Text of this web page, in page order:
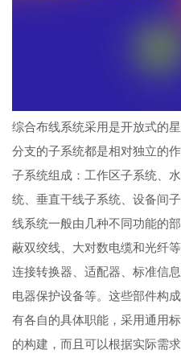
综合布线系统采用是开放式的
分支的子系统都是相对独立的
子系统组成：工作区子系统、
统、垂直干线子系统、设备间
线系统一般由几种不同功能的
蔽双绞线、大对数电缆和光纤
连接转换器、适配器、标准信
电器保护设备等。这些部件构
有各自的具体职能，采用通用
的构建，而且可以根据实际需